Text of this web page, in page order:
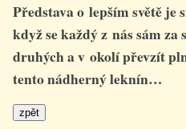
Představa o lepším světě je
když se každý z nás sám
druhých a v okolí převzít
tento nádherný leknín…